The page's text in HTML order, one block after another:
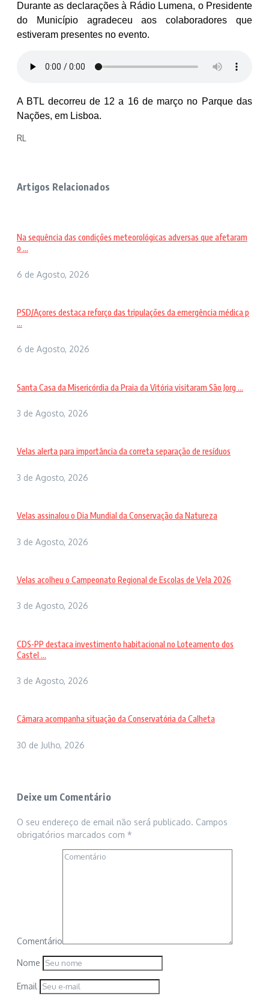
Durante as declarações à Rádio Lumena, o Presidente
do Município agradeceu aos colaboradores que
estiveram presentes no evento.
A BTL decorreu de 12 a 16 de março no Parque das
Nações, em Lisboa.
RL
Artigos Relacionados
Na sequência das condições meteorológicas adversas que afetaram
o ...
6 de Agosto, 2026
PSD/Açores destaca reforço das tripulações da emergência médica p
...
6 de Agosto, 2026
Santa Casa da Misericórdia da Praia da Vitória visitaram São Jorg ...
3 de Agosto, 2026
Velas alerta para importância da correta separação de resíduos
3 de Agosto, 2026
Velas assinalou o Dia Mundial da Conservação da Natureza
3 de Agosto, 2026
Velas acolheu o Campeonato Regional de Escolas de Vela 2026
3 de Agosto, 2026
CDS-PP destaca investimento habitacional no Loteamento dos
Castel ...
3 de Agosto, 2026
Câmara acompanha situação da Conservatória da Calheta
30 de Julho, 2026
Deixe um Comentário
O seu endereço de email não será publicado. Campos
obrigatórios marcados com *
Comentário
Nome
Email